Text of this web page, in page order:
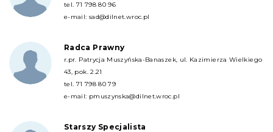
tel. 71 798 80 96
e-mail: sad@dilnet.wroc.pl
Radca Prawny
r.pr. Patrycja Muszyńska-Banaszek, ul. Kazimierza Wielkiego
43, pok. 2.21
tel. 71 798 80 79
e-mail: pmuszynska@dilnet.wroc.pl
Starszy Specjalista